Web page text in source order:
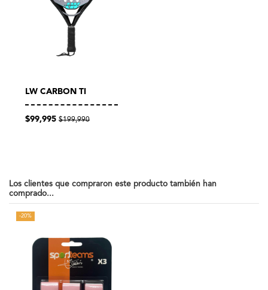
LW CARBON TI
$99,995 $199,990
Los clientes que compraron este producto también han
comprado...
-20%